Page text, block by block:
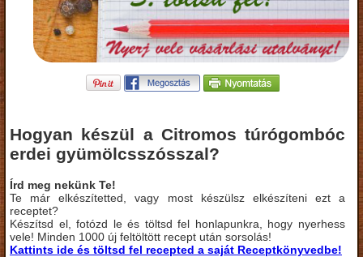
Hogyan készül a Citromos túrógombóc
erdei gyümölcsszósszal?
Írd meg nekünk Te!
Te már elkészítetted, vagy most készülsz elkészíteni ezt a
receptet?
Készítsd el, fotózd le és töltsd fel honlapunkra, hogy nyerhess
vele! Minden 1000 új feltöltött recept után sorsolás!
Kattints ide és töltsd fel recepted a saját Receptkönyvedbe!